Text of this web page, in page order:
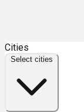
+
−
Cities
Select cities